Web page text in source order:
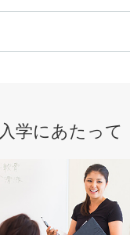
入学にあたって